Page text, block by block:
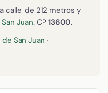
calle, de 212 metros y
Juan. CP 13600.
San Juan ·